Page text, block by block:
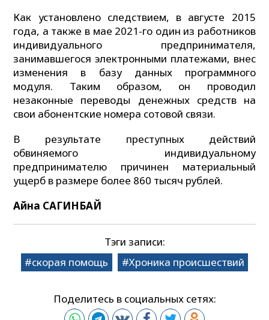
Как установлено следствием, в августе 2015
года, а также в мае 2021-го один из работников
индивидуального предпринимателя,
занимавшегося электронными платежами, внес
изменения в базу данных программного
модуля. Таким образом, он проводил
незаконные переводы денежных средств на
свои абонентские номера сотовой связи.
В результате преступных действий
обвиняемого индивидуальному
предпринимателю причинен материальный
ущерб в размере более 860 тысяч рублей.
Айна САГИНБАЙ
Тэги записи:
скорая помощь
Хроника происшествий
Поделитесь в социальных сетях: